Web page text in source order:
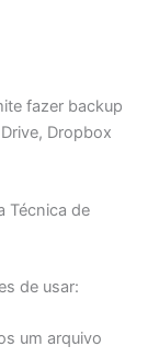
fazer backup
Dropbox
Técnica de
de usar:
um arquivo